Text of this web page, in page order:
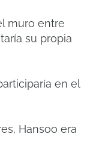
muro entre
su propia
en el
Hansoo era